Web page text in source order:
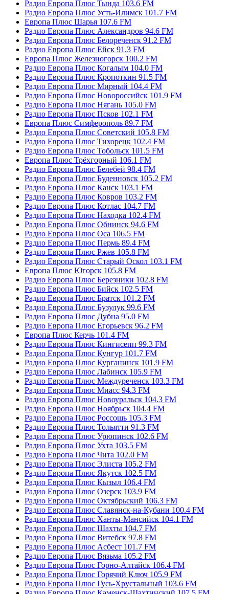
Радио Европа Плюс Тында 103.6 FM
Радио Европа Плюс Усть-Илимск 101.7 FM
Европа Плюс Шарья 107.6 FM
Радио Европа Плюс Александров 94.6 FM
Радио Европа Плюс Белореченск 91.2 FM
Радио Европа Плюс Ейск 91.3 FM
Европа Плюс Железногорск 100.2 FM
Радио Европа Плюс Когалым 104.0 FM
Радио Европа Плюс Кропоткин 91.5 FM
Радио Европа Плюс Мирный 104.4 FM
Радио Европа Плюс Новороссийск 101.9 FM
Радио Европа Плюс Нягань 105.0 FM
Радио Европа Плюс Псков 102.1 FM
Европа Плюс Симферополь 89.7 FM
Радио Европа Плюс Советский 105.8 FM
Радио Европа Плюс Тихорецк 102.4 FM
Радио Европа Плюс Тобольск 101.5 FM
Европа Плюс Трёхгорный 106.1 FM
Радио Европа Плюс Белебей 98.4 FM
Радио Европа Плюс Буденновск 105.2 FM
Радио Европа Плюс Канск 103.1 FM
Радио Европа Плюс Ковров 103.2 FM
Радио Европа Плюс Котлас 104.7 FM
Радио Европа Плюс Находка 102.4 FM
Радио Европа Плюс Обнинск 94.6 FM
Радио Европа Плюс Оса 106.5 FM
Радио Европа Плюс Пермь 89.4 FM
Радио Европа Плюс Ржев 105.8 FM
Радио Европа Плюс Старый Оскол 103.1 FM
Европа Плюс Югорск 105.8 FM
Радио Европа Плюс Березники 102.8 FM
Радио Европа Плюс Бийск 102.5 FM
Радио Европа Плюс Братск 101.2 FM
Радио Европа Плюс Бузулук 99.6 FM
Радио Европа Плюс Дубна 95.0 FM
Радио Европа Плюс Егорьевск 96.2 FM
Европа Плюс Керчь 101.4 FM
Радио Европа Плюс Кингисепп 99.3 FM
Радио Европа Плюс Кунгур 101.7 FM
Радио Европа Плюс Курганинск 101.9 FM
Радио Европа Плюс Лабинск 105.9 FM
Радио Европа Плюс Междуреченск 103.3 FM
Радио Европа Плюс Миасс 94.3 FM
Радио Европа Плюс Новоуральск 104.3 FM
Радио Европа Плюс Ноябрьск 104.4 FM
Радио Европа Плюс Россошь 105.3 FM
Радио Европа Плюс Тольятти 91.3 FM
Радио Европа Плюс Урюпинск 102.6 FM
Радио Европа Плюс Ухта 103.5 FM
Радио Европа Плюс Чита 102.0 FM
Радио Европа Плюс Элиста 105.2 FM
Радио Европа Плюс Якутск 102.5 FM
Радио Европа Плюс Кызыл 106.4 FM
Радио Европа Плюс Озерск 103.9 FM
Радио Европа Плюс Октябрьский 106.3 FM
Радио Европа Плюс Славянск-на-Кубани 100.4 FM
Радио Европа Плюс Ханты-Мансийск 104.1 FM
Радио Европа Плюс Шахты 104.7 FM
Радио Европа Плюс Витебск 97.8 FM
Радио Европа Плюс Асбест 101.7 FM
Радио Европа Плюс Вязьма 105.2 FM
Радио Европа Плюс Горно-Алтайск 106.4 FM
Радио Европа Плюс Горячий Ключ 105.9 FM
Радио Европа Плюс Гусь-Хрустальный 103.6 FM